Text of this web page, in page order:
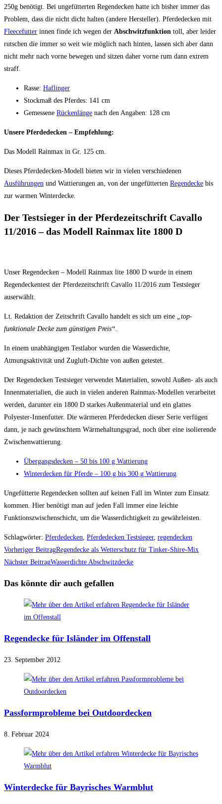
250g benötigt. Bei ungefütterten Regendecken hatte ich bisher immer das
Problem, dass die nicht dicht halten (andere Hersteller). Pferdedecken mit
Fleecefutter innen finde ich wegen der Abschwitzfunktion toll, aber leider
rutschen die immer so weit wie möglich nach hinten, lassen sich aber dann
nicht mehr nach vorne bewegen und sitzen daher vorne rum dann extrem
straff.
Rasse: Haflinger
Stockmaß des Pferdes: 141 cm
Gemessene Rückenlänge nach den Angaben: 128 cm
Unsere Pferdedecken – Empfehlung:
Das Modell Rainmax in Gr. 125 cm.
Dieses Pferdedecken-Modell bieten wir in vielen verschiedenen
Ausführungen und Wattierungen an, von der ungefütterten Regendecke bis
zur warmen Winterdecke.
Der Testsieger in der Pferdezeitschrift Cavallo
11/2016 – das Modell Rainmax lite 1800 D
Unser Regendecken – Modell Rainmax lite 1800 D wurde in einem
Regendeckentest der Pferdezeitschrift Cavallo 11/2016 zum Testsieger
auserwählt.
Lt. Redaktion der Zeitschrift Cavallo handelt es sich um eine
„top-
funktionale Decke zum günstigen Preis“
In einem unabhängigen Testlabor wurden die Wasserdichte,
Atmungsaktivität und Zugluft-Dichte von außen getestet.
Der Regendecken Testsieger verwendet Materialien, sowohl Außen- als auch
Innenmaterialien, die auch in vielen anderen Rainmax-Modellen verarbeitet
werden, darunter ein 1800 D starkes Außenmaterial und ein glattes
Polyester-Innenfutter. Die wärmeren Pferdedecken dieser Serie verfügen
dann, je nach gewünschtem Wärmehaltungsgrad, noch über eine isolierende
Zwischenwattierung.
Übergangsdecken – 50 bis 100 g Wattierung
Winterdecken für Pferde – 100 g bis 300 g Wattierung
Ungefütterte Regendecken sollten auf keinen Fall im Winter zum Einsatz
kommen. Hier benötigt man auf jeden Fall immer eine leichte
Funktionszwischenschicht, um die Wasserdichtigkeit zu gewährleisten.
Schlagwörter: Pferdedecken Pferdedecken Testsieger, regendecken
Weitere
Artikel
ansehen
Vorheriger BeitragRegendecke als Wetterschutz für Tinker-Shire-Mix
Nächster BeitragWasserdichte Abschwitzdecke
Das könnte dir auch gefallen
Regendecke für Isländer im Offenstall
23. September 2012
Passformprobleme bei Outdoordecken
8. Februar 2024
Winterdecke für Bayrisches Warmblut